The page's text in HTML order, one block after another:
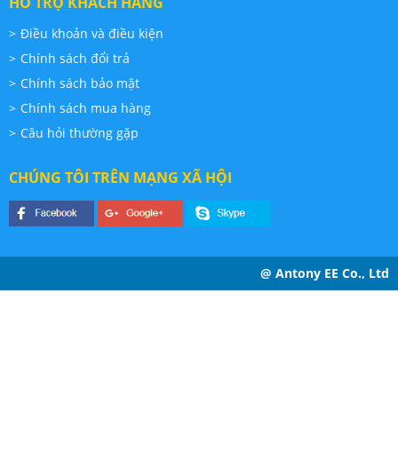
Điều khoản và điều kiện
Chính sách đổi trả
Chính sách bảo mật
Chính sách mua hàng
Câu hỏi thường gặp
CHÚNG TÔI TRÊN MẠNG XÃ HỘI
@ Antony EE Co., Ltd